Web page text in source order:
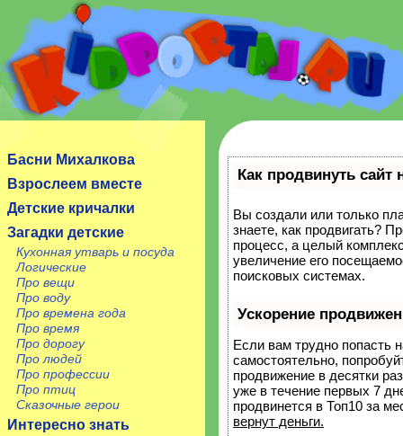
Сайт посвящен детям, их родителям, учителям и
Басни Михалкова
Взрослеем вместе
Детские кричалки
Загадки детские
Кухонная утварь и посуда
Логические
Про вещи
Про воду
Про времена года
Про время
Про дорогу
Про людей
Про профессии
Про птиц
Сказочные герои
Интересно знать
Как продвинуть сайт
Вы создали или только
знаете, как продвигать?
процесс, а целый
увеличение его
поисковых системах.
Ускорение
Если вам трудно попасть
самостоятельно,
продвижение в десятки
уже в течение первых 7
продвинется в Топ10 за
вернут деньги.